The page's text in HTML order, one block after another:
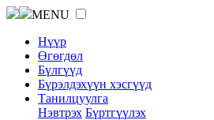
MENU
Нүүр
Өгөгдөл
Бүлгүүд
Бүрэлдэхүүн хэсгүүд
Танилцуулга
Нэвтрэх Бүртгүүлэх